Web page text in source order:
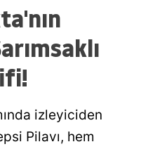
izleyiciden
Pilavı, hem